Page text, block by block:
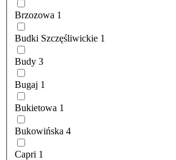
Brzozowa 1
Budki Szczęśliwickie 1
Budy 3
Bugaj 1
Bukietowa 1
Bukowińska 4
Capri 1